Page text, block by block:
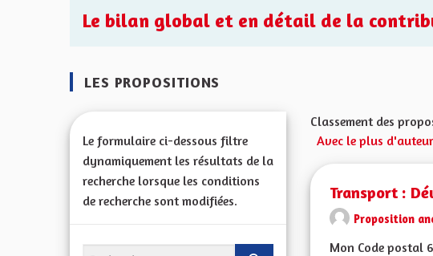
Le bilan global et en détail de la
LES PROPOSITIONS
Le formulaire ci-dessous filtre
dynamiquement les résultats de la
recherche lorsque les conditions
de recherche sont modifiées.
Classement des
Avec le plus
Transport :
Proposition
Mon Code postal